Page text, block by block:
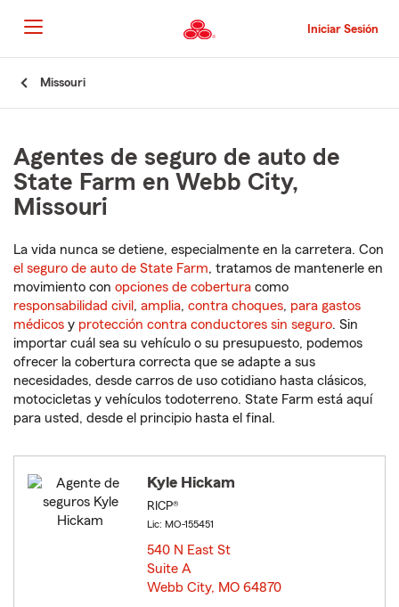
al
contenido
principal
Iniciar Sesión
Missouri
Agentes de seguro de auto de
State Farm en Webb City,
Missouri
La vida nunca se detiene, especialmente en la carretera. Con
el seguro de auto de State Farm, tratamos de mantenerle en
movimiento con opciones de cobertura como
responsabilidad civil , amplia, contra choques, para gastos
médicos y protección contra conductores sin seguro. Sin
importar cuál sea su vehículo o su presupuesto, podemos
ofrecer la cobertura correcta que se adapte a sus
necesidades, desde carros de uso cotidiano hasta clásicos,
motocicletas y vehículos todoterreno. State Farm está aquí
para usted, desde el principio hasta el final.
Kyle Hickam
RICP®
Lic: MO-155451
540 N East St
Suite A
Webb City, MO 64870